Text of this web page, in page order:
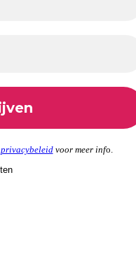
privacybeleidvoor meer info.